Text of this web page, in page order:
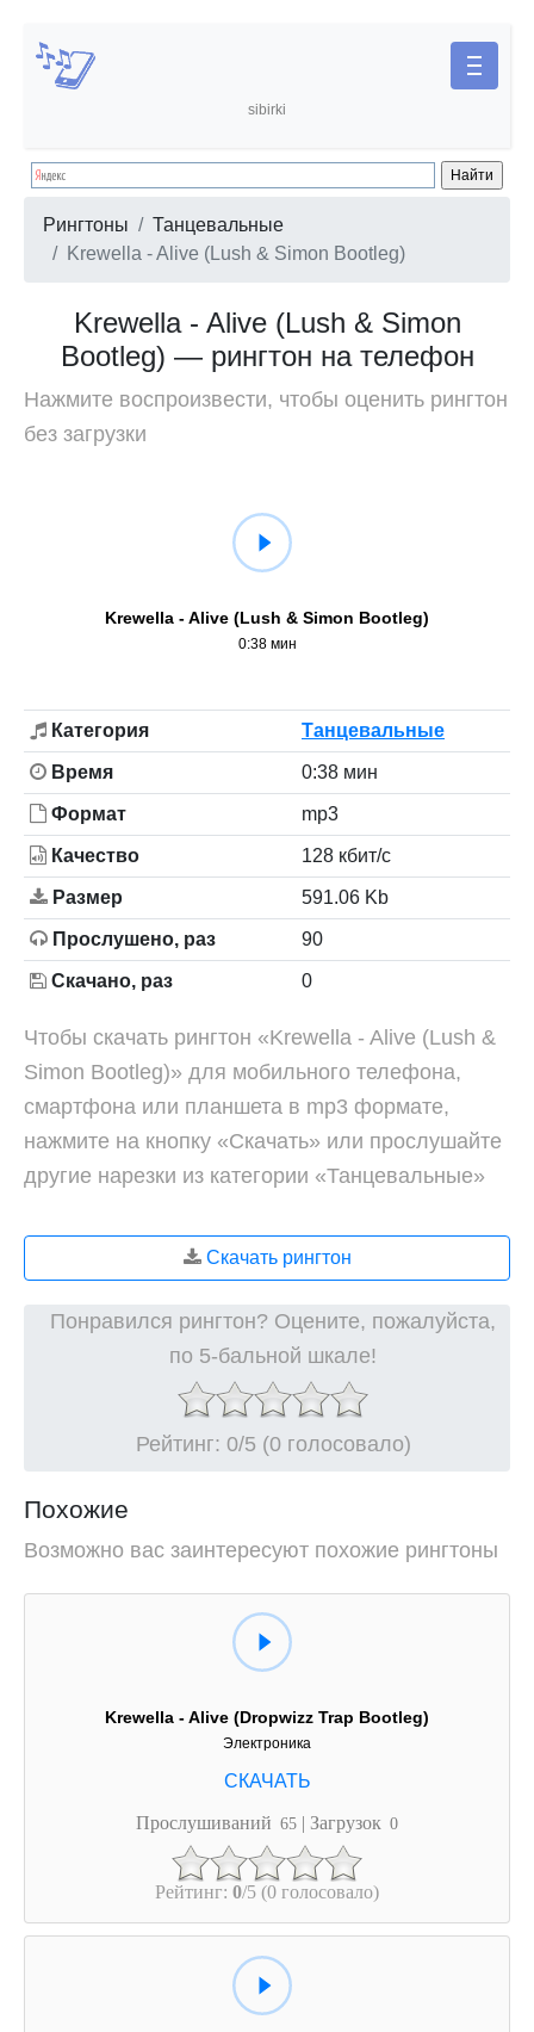
sibirki
Рингтоны
Танцевальные
Krewella - Alive (Lush & Simon Bootleg)
Krewella - Alive (Lush & Simon
Bootleg) — рингтон на телефон
Нажмите воспроизвести, чтобы оценить рингтон
без загрузки
Krewella - Alive (Lush & Simon Bootleg)
0:38 мин
Категория Танцевальные
Время 0:38 мин
Формат mp3
Качество 128 кбит/с
Размер 591.06 Kb
Прослушено, раз 90
Скачано, раз 0
Чтобы скачать рингтон «Krewella - Alive (Lush &
Simon Bootleg)» для мобильного телефона,
смартфона или планшета в mp3 формате,
нажмите на кнопку «Скачать» или прослушайте
другие нарезки из категории «Танцевальные»
Скачать рингтон
Понравился рингтон? Оцените, пожалуйста,
по 5-бальной шкале!
Рейтинг: 0/5 (0 голосовало)
Похожие
Возможно вас заинтересуют похожие рингтоны
Krewella - Alive (Dropwizz Trap Bootleg)
Электроника
Прослушиваний 65 | Загрузок 0
Рейтинг: 0/5 (0 голосовало)